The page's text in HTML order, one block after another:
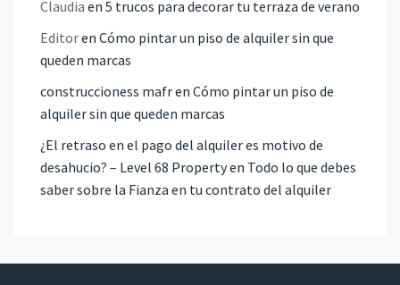
Claudia en 5 trucos para decorar tu terraza de verano
Editoren Cómo pintar un piso de alquiler sin que
queden marcas
construccioness mafren Cómo pintar un piso de
alquiler sin que queden marcas
¿El retraso en el pago del alquiler es motivo de
desahucio? – Level 68 Propertyen Todo lo que debes
saber sobre la Fianza en tu contrato del alquiler